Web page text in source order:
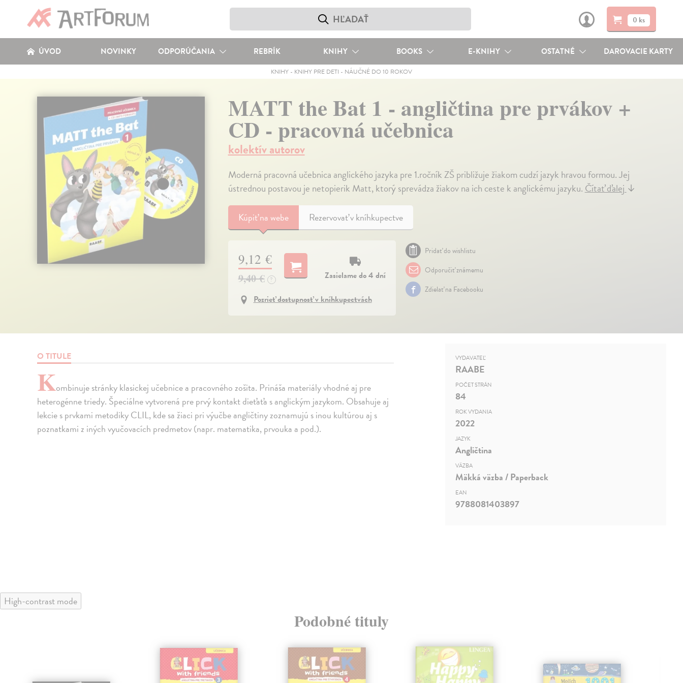
0 ks
ÚVOD NOVINKY ODPORÚČANIA REBRÍK KNIHY BOOKS E-KNIHY OSTATNÉ DAROVACIE KARTY
KNIHY- KNIHY PRE DETI - NÁUČNÉ DO 10 ROKOV
MATT the Bat 1 - angličtina pre prvákov +
CD - pracovná učebnica
kolektív autorov
Moderná pracovná učebnica anglického jazyka pre 1.ročník ZŠ približuje žiakom cudzí jazyk hravou formou. Jej
ústrednou postavou je netopierik Matt, ktorý sprevádza žiakov na ich ceste k anglickému jazyku.Čítať ďalej↓
Kúpiťna webe Rezervovať v kníhkupectve
9,12 €
9,40 € ?
Zasielame do 4 dní
Pozrieť dostupnosť v kníhkupectvách
Pridať do wishlistu
Odporučiť známemu
Zdielať na Facebooku
O TITULE
Kombinuje stránky klasickej učebnice a pracovného zošita. Prináša materiály vhodné aj pre
heterogénne triedy. Špeciálne vytvorená pre prvý kontakt dieťaťa s anglickým jazykom. Obsahuje aj
lekcie s prvkami metodiky CLIL, kde sa žiaci pri výučbe angličtiny zoznamujú s inou kultúrou aj s
poznatkami z iných vyučovacích predmetov (napr. matematika, prvouka a pod.).
VYDAVATEĽ
RAABE
POČET STRÁN
84
ROK VYDANIA
2022
JAZYK
Angličtina
VÄZBA
Mäkká väzba / Paperback
EAN
9788081403897
High-contrast mode
Podobné tituly